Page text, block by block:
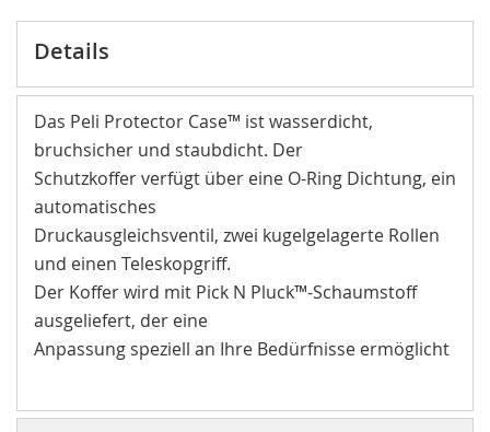
Details
Das Peli Protector Case™ ist wasserdicht,
bruchsicher und staubdicht. Der
Schutzkoffer verfügt über eine O-Ring Dichtung, ein
automatisches
Druckausgleichsventil, zwei kugelgelagerte Rollen
und einen Teleskopgriff.
Der Koffer wird mit Pick N Pluck™-Schaumstoff
ausgeliefert, der eine
Anpassung speziell an Ihre Bedürfnisse ermöglicht